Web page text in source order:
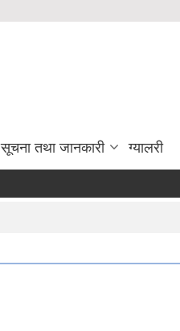
सूचना तथा जानकारी ग्यालरी